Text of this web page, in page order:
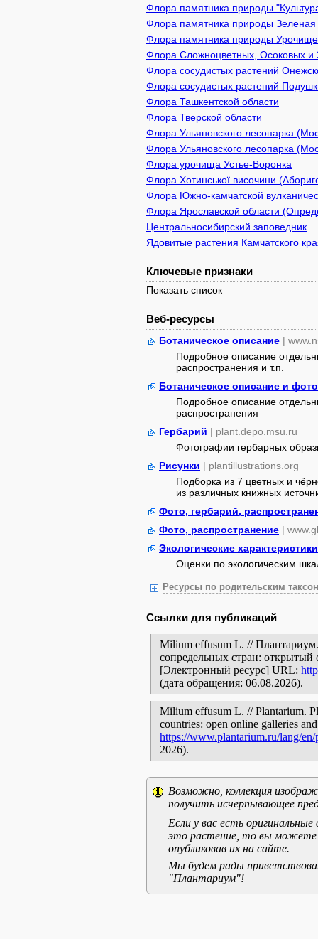
Флора памятника природы
Флора памятника природы Зеленая
Флора памятника природы
Флора Сложноцветных, Осоковых и
Флора сосудистых растений
Флора сосудистых растений
Флора Ташкентской области
Флора Тверской области
Флора Ульяновского лесопарка
Флора Ульяновского лесопарка
Флора урочища Устье-Воронка
Флора Хотинської височини
Флора Южно-камчатской
Флора Ярославской области
Центральносибирский заповедник
Ядовитые растения Камчатского
Ключевые признаки
Показать список
Веб-ресурсы
Ботаническое описание |
Подробное описание
распространения и т.п.
Ботаническое описание и фото
Подробное описание
распространения
Гербарий | plant.depo.msu.ru
Фотографии гербарных
Рисунки | plantillustrations.org
Подборка из 7 цветных и
из различных книжных
Фото, гербарий,
Фото, распространение |
Экологические характеристики
Оценки по экологическим
Ресурсы по родительским
Ссылки для публикаций
Milium effusum L. //
сопредельных стран: открытый
[Электронный ресурс] URL:
(дата обращения: 06.08.2026).
Milium effusum L. // Plantarium.
countries: open online galleries
https://www.plantarium.ru/lang/
2026).
Возможно, коллекция
получить исчерпывающее
Если у вас есть
это растение, то вы можете
опубликовав их на сайте.
Мы будем рады
"Плантариум"!